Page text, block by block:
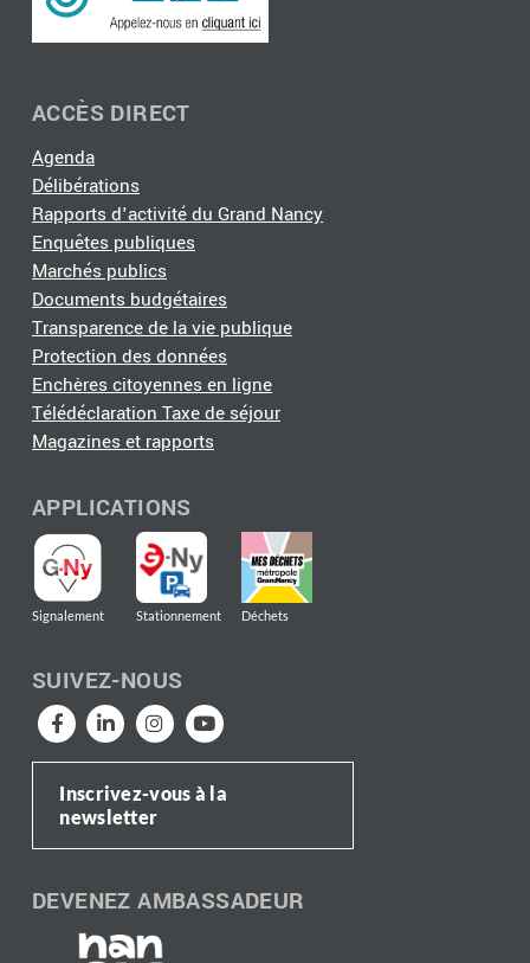
ACCÈS DIRECT
Agenda
Délibérations
Rapports d'activité du Grand Nancy
Enquêtes publiques
Marchés publics
Documents budgétaires
Transparence de la vie publique
Protection des données
Enchères citoyennes en ligne
Télédéclaration Taxe de séjour
Magazines et rapports
APPLICATIONS
Signalement Stationnement Déchets
SUIVEZ-NOUS
Inscrivez-vous à la
newsletter
DEVENEZ AMBASSADEUR